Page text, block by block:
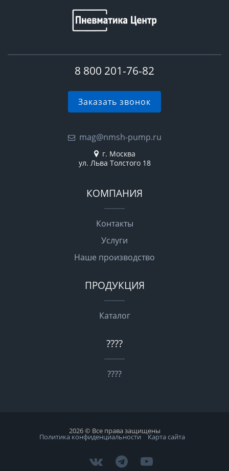
8 800 201-76-82
Заказать звонок
mag@nmsh-pump.ru
г. Москва
ул. Льва Толстого 18
КОМПАНИЯ
Контакты
Услуги
Наше производство
ПРОДУКЦИЯ
Каталог
????
????
2026 © Все права защищены
Политика конфиденциальности Карта сайта